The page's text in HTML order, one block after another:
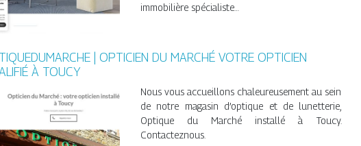
immobilière spécialiste…
| OPTICIEN DU MARCHÉ VOTRE OPTICIEN
À TOUCY
Nous vous accueillons chaleureusement au sein
de notre magasin d’optique et de lunetterie,
Optique du Marché installé à Toucy.
Contacteznous.